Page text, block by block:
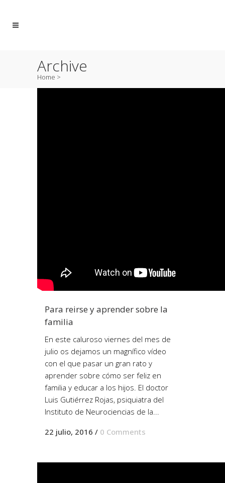
Archive
Home >
Para reirse y aprender sobre la
familia
En este caluroso viernes del mes de
julio os dejamos un magnífico vídeo
con el que pasar un gran rato y
aprender sobre cómo ser feliz en
familia y educar a los hijos. El doctor
Luis Gutiérrez Rojas, psiquiatra del
Instituto de Neurociencias de la...
22 julio, 2016 / 0 Comments